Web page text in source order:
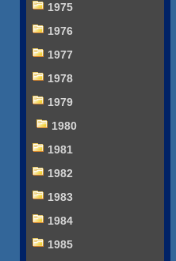
1975
1976
1977
1978
1979
1980
1981
1982
1983
1984
1985